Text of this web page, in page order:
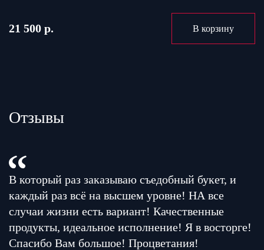
21 500 р. В корзину
Отзывы
В который раз заказываю съедобный букет, и
каждый раз всё на высшем уровне! НА все
случаи жизни есть вариант! Качественные
продукты, идеальное исполнение! Я в восторге!
Спасибо Вам большое! Процветания!